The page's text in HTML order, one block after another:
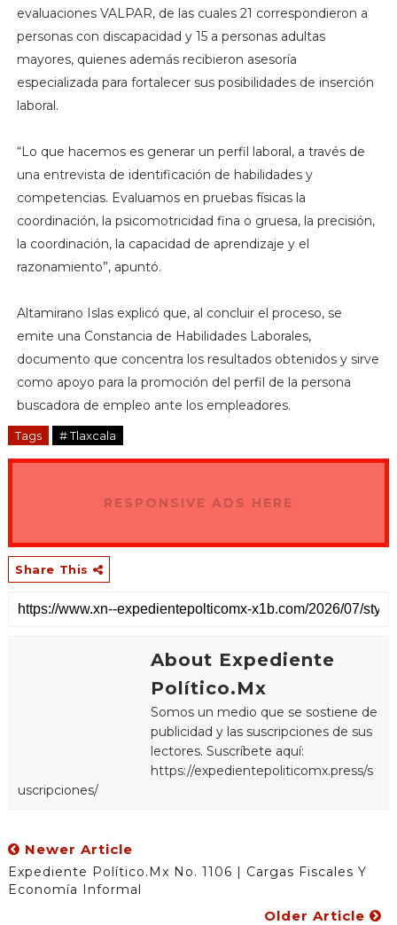
evaluaciones VALPAR, de las cuales 21 correspondieron a
personas con discapacidad y 15 a personas adultas
mayores, quienes además recibieron asesoría
especializada para fortalecer sus posibilidades de inserción
laboral.
“Lo que hacemos es generar un perfil laboral, a través de
una entrevista de identificación de habilidades y
competencias. Evaluamos en pruebas físicas la
coordinación, la psicomotricidad fina o gruesa, la precisión,
la coordinación, la capacidad de aprendizaje y el
razonamiento”, apuntó.
Altamirano Islas explicó que, al concluir el proceso, se
emite una Constancia de Habilidades Laborales,
documento que concentra los resultados obtenidos y sirve
como apoyo para la promoción del perfil de la persona
buscadora de empleo ante los empleadores.
Tags # Tlaxcala
RESPONSIVE ADS HERE
Share This
About Expediente
Político.Mx
Somos un medio que se sostiene de
publicidad y las suscripciones de sus
lectores. Suscríbete aquí:
https://expedientepoliticomx.press/s
uscripciones/
Newer Article
Expediente Político.Mx No. 1106 | Cargas Fiscales Y
Economía Informal
Older Article